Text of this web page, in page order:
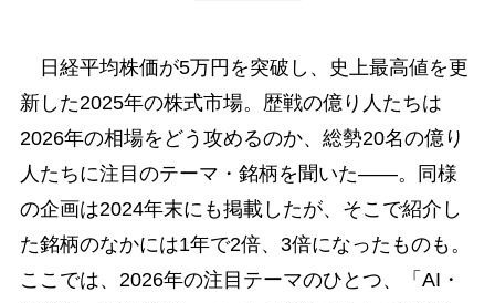
日経平均株価が5万円を突破し、史上最高値を更
新した2025年の株式市場。歴戦の億り人たちは
2026年の相場をどう攻めるのか、総勢20名の億り
人たちに注目のテーマ・銘柄を聞いた――。同様
の企画は2024年末にも掲載したが、そこで紹介し
た銘柄のなかには1年で2倍、3倍になったものも。
ここでは、2026年の注目テーマのひとつ、「AI・